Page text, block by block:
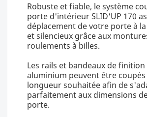
Robuste et fiable, le système
porte d'intérieur SLID'UP 170
déplacement de votre porte à
et silencieux grâce aux
roulements à billes.
Les rails et bandeaux de finition
aluminium peuvent être coupés
longueur souhaitée afin de
parfaitement aux dimensions
porte.